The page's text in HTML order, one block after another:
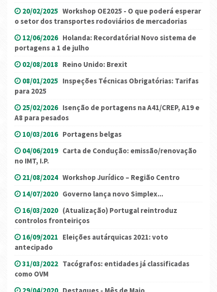
20/02/2025 Workshop OE2025 - O que poderá esperar
o setor dos transportes rodoviários de mercadorias
12/06/2026 Holanda: Recordatória! Novo sistema de
portagens a 1 de julho
02/08/2018 Reino Unido: Brexit
08/01/2025 Inspeções Técnicas Obrigatórias: Tarifas
para 2025
25/02/2026 Isenção de portagens na A41/CREP, A19 e
A8 para pesados
10/03/2016 Portagens belgas
04/06/2019 Carta de Condução: emissão/renovação
no IMT, I.P.
21/08/2024 Workshop Jurídico – Região Centro
14/07/2020 Governo lança novo Simplex...
16/03/2020 (Atualização) Portugal reintroduz
controlos fronteiriços
16/09/2021 Eleições autárquicas 2021: voto
antecipado
31/03/2022 Tacógrafos: entidades já classificadas
como OVM